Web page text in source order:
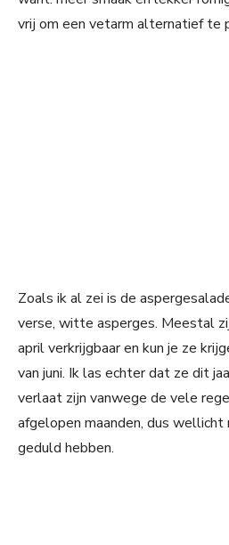
vrij om een vetarm alternatief te
Zoals ik al zei is de
verse, witte asperges. Meestal
april verkrijgbaar en kun je ze
van juni. Ik las echter dat ze dit
verlaat zijn vanwege de vele
afgelopen maanden, dus
geduld hebben.